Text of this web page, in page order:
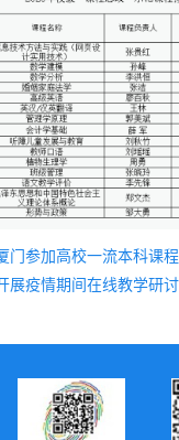
门参加高校一流本科课
展疫情期间在线教学研